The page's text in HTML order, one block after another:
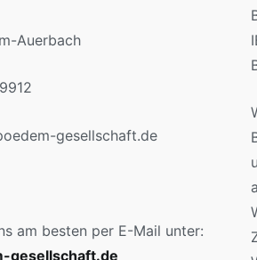
Auerbach
gesellschaft.de
am besten per E-Mail unter:
gesellschaft.de